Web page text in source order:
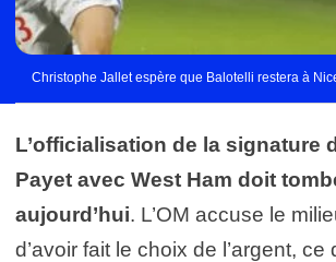
Christophe Jallet espère que Balotelli restera à
L’officialisation de la signature
Payet avec West Ham doit
aujourd’hui. L’OM accuse le
d’avoir fait le choix de l’argent, ce